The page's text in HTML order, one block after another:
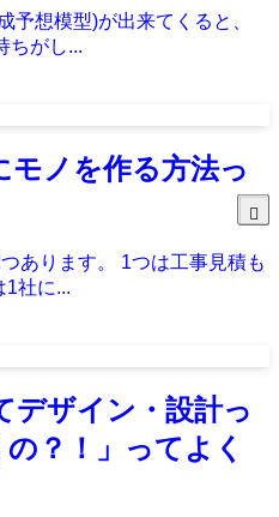
予想模型)が出来てくると、
ちがし...
モノを作る方法っ
あります。 1つは工事見積も
1社に...
デザイン・設計っ
？！」ってよく